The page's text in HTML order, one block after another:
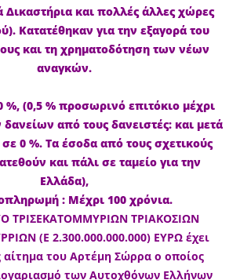
Δικαστήρια και πολλές άλλες χώρες
Κατατέθηκαν για την εξαγορά του
και τη χρηματοδότηση των νέων
αναγκών.
%, (0,5 % προσωρινό επιτόκιο μέχρι
από τους δανειστές: και μετά
0 %. Τα έσοδα από τους σχετικούς
και πάλι σε ταμείο για την
Ελλάδα),
: Μέχρι 100 χρόνια.
ΤΡΙΣΕΚΑΤΟΜΜΥΡΙΩΝ ΤΡΙΑΚΟΣΙΩΝ
(Ε 2.300.000.000.000) ΕΥΡΩ έχει
αίτημα του Αρτέμη Σώρρα ο οποίος
των Αυτοχθόνων Ελλήνων